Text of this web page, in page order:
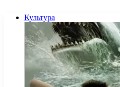
Культура